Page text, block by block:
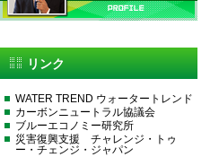
リンク
WATER TREND ウォータートレンド
カーボンニュートラル協議会
ブルーエコノミー研究所
災害復興支援 チャレンジ・トゥ
ー・チェンジ・ジャパン